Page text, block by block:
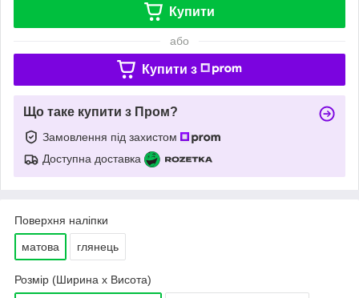
Купити
або
Купити з
Що таке купити з Пром?
Замовлення під захистом
Доступна доставка
Поверхня наліпки
матова глянець
Розмір (Ширина х Висота)